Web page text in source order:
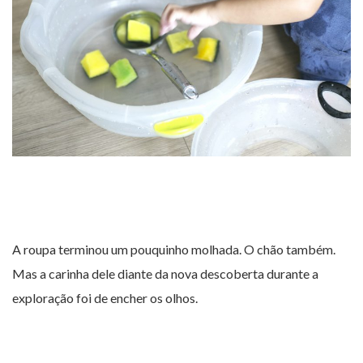
A roupa terminou um pouquinho molhada. O chão também.
Mas a carinha dele diante da nova descoberta durante a
exploração foi de encher os olhos.